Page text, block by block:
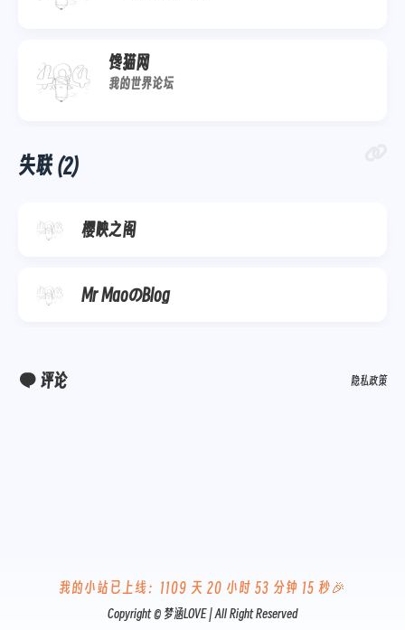
馋猫网
我的世界论坛
失联 (2)
樱映之阁
Mr MaoのBlog
评论 隐私政策
我的小站已上线： 1109 天 20 小时 53 分钟 15 秒🎉
Copyright © 梦涵LOVE| All Right Reserved